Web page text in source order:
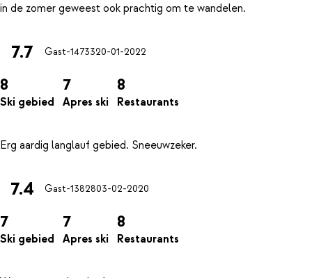
7.7 Gast-1473320-01-2022
8
Ski gebied
7
Apres ski
8
Restaurants
7.4 Gast-1382803-02-2020
7
Ski gebied
7
Apres ski
8
Restaurants